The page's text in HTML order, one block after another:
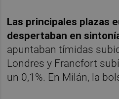
Las principales plazas
despertaban en
apuntaban tímidas
Londres y Francfort
un 0,1%. En Milán, la